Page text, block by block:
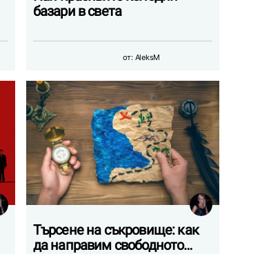
базари в света
от: AleksM
Търсене на съкровище: как
да направим свободното…